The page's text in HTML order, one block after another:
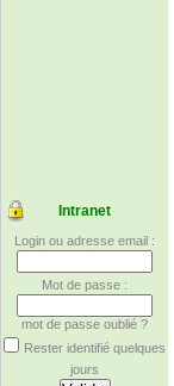
Intranet
Login ou adresse email :
Mot de passe :
mot de passe oublié ?
Rester identifié quelques
jours